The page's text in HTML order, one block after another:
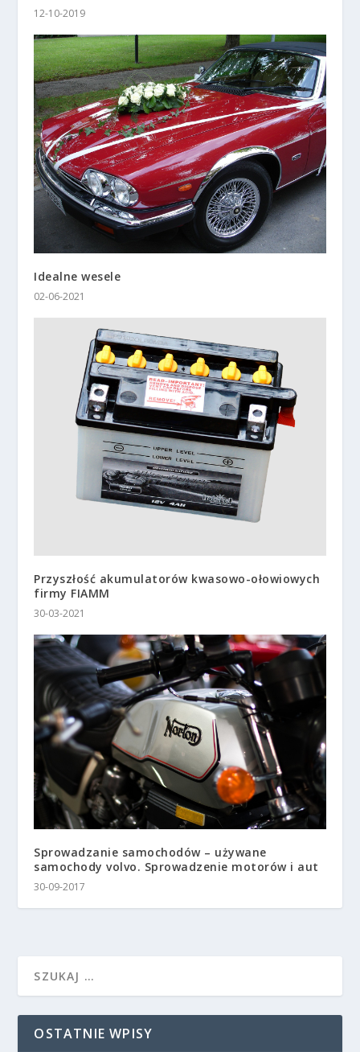
12-10-2019
Idealne wesele
02-06-2021
Przyszłość akumulatorów kwasowo-ołowiowych
firmy FIAMM
30-03-2021
Sprowadzanie samochodów – używane
samochody volvo. Sprowadzenie motorów i aut
30-09-2017
OSTATNIE WPISY